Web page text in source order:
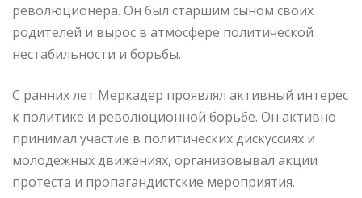
революционера. Он был старшим сыном своих
родителей и вырос в атмосфере политической
нестабильности и борьбы.
С ранних лет Меркадер проявлял активный интерес
к политике и революционной борьбе. Он активно
принимал участие в политических дискуссиях и
молодежных движениях, организовывал акции
протеста и пропагандистские мероприятия.